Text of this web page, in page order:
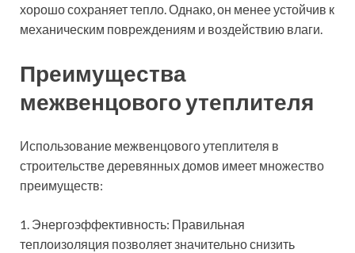
хорошо сохраняет тепло. Однако, он менее устойчив к
механическим повреждениям и воздействию влаги.
Преимущества
межвенцового утеплителя
Использование межвенцового утеплителя в
строительстве деревянных домов имеет множество
преимуществ:
1. Энергоэффективность: Правильная
теплоизоляция позволяет значительно снизить